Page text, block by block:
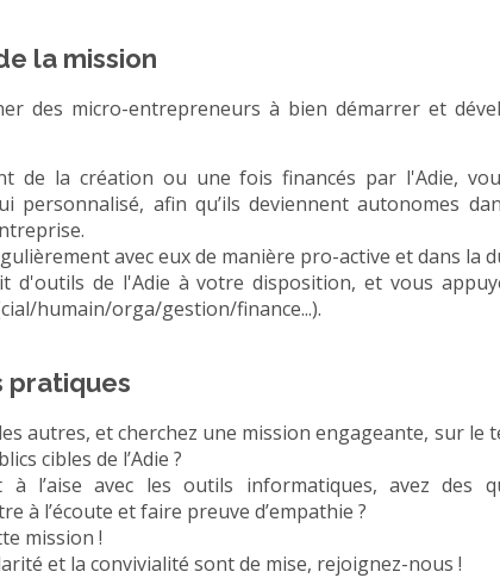
la mission
des micro-entrepreneurs à bien démarrer et
de la création ou une fois financés par l'Adie,
personnalisé, afin qu’ils deviennent autonomes
avec eux de manière pro-active et dans la
d'outils de l'Adie à votre disposition, et vous
humain/orga/gestion/finance...).
pratiques
autres, et cherchez une mission engageante, sur le
cibles de l’Adie ?
l’aise avec les outils informatiques, avez des
à l’écoute et faire preuve d’empathie ?
mission !
et la convivialité sont de mise, rejoignez-nous !